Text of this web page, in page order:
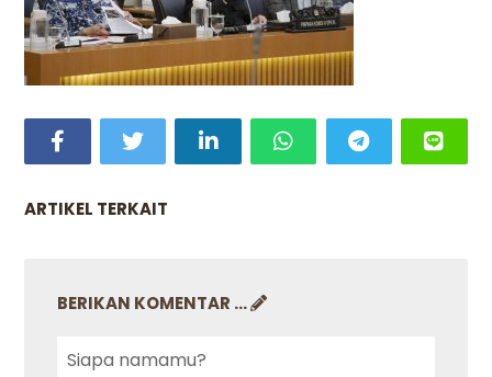
ARTIKEL TERKAIT
BERIKAN KOMENTAR ...